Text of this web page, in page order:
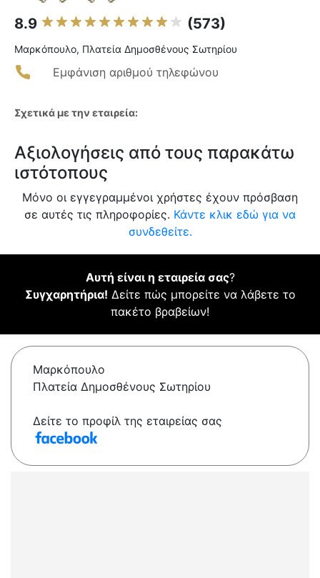
8.9 (573)
Μαρκόπουλο, Πλατεία Δημοσθένους Σωτηρίου
Εμφάνιση αριθμού τηλεφώνου
Σχετικά με την εταιρεία:
Αξιολογήσεις από τους παρακάτω
ιστότοπους
Μόνο οι εγγεγραμμένοι χρήστες έχουν πρόσβαση
σε αυτές τις πληροφορίες. Κάντε κλικ εδώ για να
συνδεθείτε.
Αυτή είναι η εταιρεία σας?
Συγχαρητήρια! Δείτε πώς μπορείτε να λάβετε το
πακέτο βραβείων!
Μαρκόπουλο
Πλατεία Δημοσθένους Σωτηρίου
Δείτε το προφίλ της εταιρείας σας